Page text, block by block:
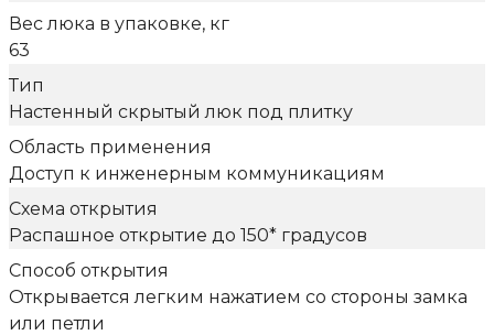
Вес люка в упаковке, кг
63
Тип
Настенный скрытый люк под плитку
Область применения
Доступ к инженерным коммуникациям
Схема открытия
Распашное открытие до 150* градусов
Способ открытия
Открывается легким нажатием со стороны замка
или петли